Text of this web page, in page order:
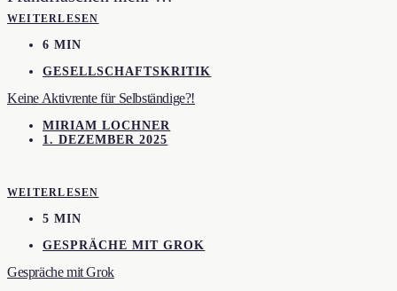
WEITERLESEN
6 MIN
GESELLSCHAFTSKRITIK
Keine Aktivrente für Selbständige?!
MIRIAM LOCHNER
1. DEZEMBER 2025
WEITERLESEN
5 MIN
GESPRÄCHE MIT GROK
Gespräche mit Grok